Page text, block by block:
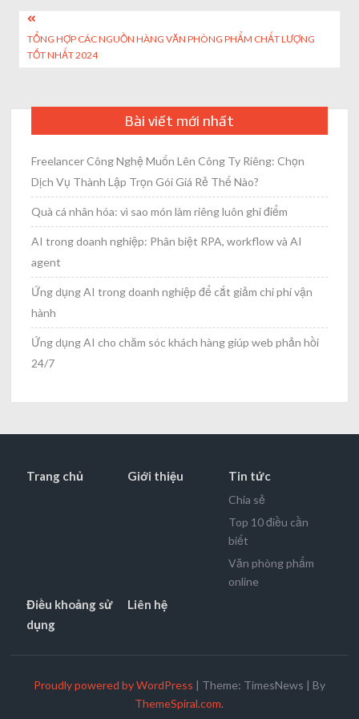
Post
navigation
TỔNG HỢP CÁC NGUỒN HÀNG VĂN PHÒNG PHẨM CHẤT LƯỢNG
TỐT NHẤT 2024
Bài viết mới nhất
Freelancer Công Nghệ Muốn Lên Công Ty Riêng: Chọn
Dịch Vụ Thành Lập Trọn Gói Giá Rẻ Thế Nào?
Quà cá nhân hóa: vì sao món làm riêng luôn ghi điểm
AI trong doanh nghiệp: Phân biệt RPA, workflow và AI
agent
Ứng dụng AI trong doanh nghiệp để cắt giảm chi phí vận
hành
Ứng dụng AI cho chăm sóc khách hàng giúp web phản hồi
24/7
Trang chủ Giới thiệu Tin tức
Chia sẻ
Top 10 điều cần
biết
Văn phòng phẩm
online
Điều khoảng sử
dụng
Liên hệ
Proudly powered by WordPress | Theme: TimesNews | By
ThemeSpiral.com.